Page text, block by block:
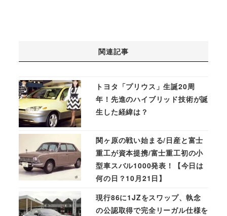
関連記事
トヨタ「プリウス」生誕20周
年！先進のハイブリッド技術が誕
生した経緯は？
関ヶ原の戦い始まる/日産と富士
重工が資本提携/富士重工初の小
型車スバル1000発表！【今日は
何の日？10月21日】
現行86に1JZをスワップ、執念
の公認取得で完全リーガル仕様を